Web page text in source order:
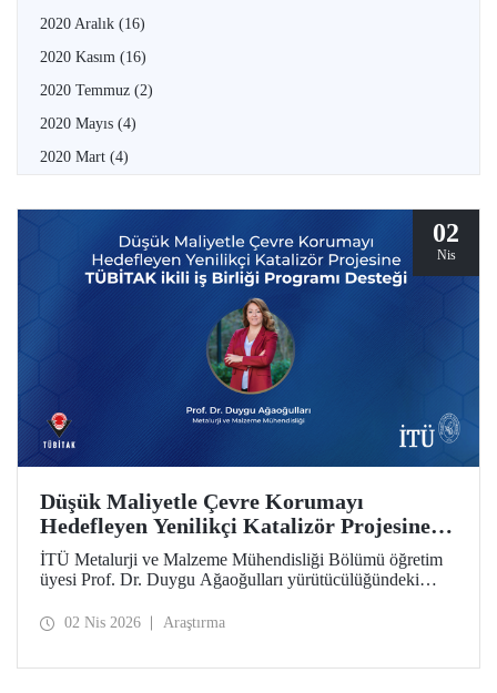
2020 Aralık (16)
2020 Kasım (16)
2020 Temmuz (2)
2020 Mayıs (4)
2020 Mart (4)
02
Nis
Düşük Maliyetle Çevre Korumayı
Hedefleyen Yenilikçi Katalizör Projesine
TÜBİTAK İkili İş Birliği Programı Desteği
İTÜ Metalurji ve Malzeme Mühendisliği Bölümü öğretim
üyesi Prof. Dr. Duygu Ağaoğulları yürütücülüğündeki
Akademisi (BAS) ile İkili İşbirliği Programı” kapsamında
02 Nis 2026 Araştırma